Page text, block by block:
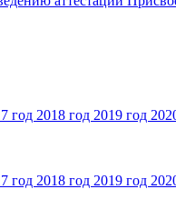
год 2018 год 2019 год
год 2018 год 2019 год